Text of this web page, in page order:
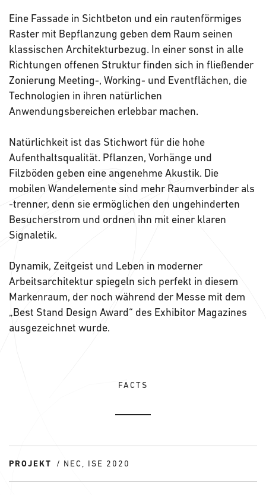
Eine Fassade in Sichtbeton und ein rautenförmiges
Raster mit Bepflanzung geben dem Raum seinen
klassischen Architekturbezug. In einer sonst in alle
Richtungen offenen Struktur finden sich in fließender
Zonierung Meeting-, Working- und Eventflächen, die
Technologien in ihren natürlichen
Anwendungsbereichen erlebbar machen.
Natürlichkeit ist das Stichwort für die hohe
Aufenthaltsqualität. Pflanzen, Vorhänge und
Filzböden geben eine angenehme Akustik. Die
mobilen Wandelemente sind mehr Raumverbinder als
-trenner, denn sie ermöglichen den ungehinderten
Besucherstrom und ordnen ihn mit einer klaren
Signaletik.
Dynamik, Zeitgeist und Leben in moderner
Arbeitsarchitektur spiegeln sich perfekt in diesem
Markenraum, der noch während der Messe mit dem
„Best Stand Design Award“ des Exhibitor Magazines
ausgezeichnet wurde.
FACTS
PROJEKT NEC, ISE 2020